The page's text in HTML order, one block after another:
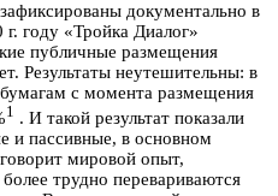
документально в
году «Тройка Диалог»
публичные размещения
Результаты неутешительны: в
с момента размещения
1 . И такой результат показали
и пассивные, в основном
мировой опыт,
трудно перевариваются